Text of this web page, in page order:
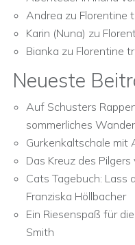
Andrea zu Florentine
Karin (Nuna) zu
Bianka zu Florentine
Neueste
Auf Schusters
sommerliches
Gurkenkaltschale mit
Das Kreuz des
Cats Tagebuch: Lass
Franziska Höllbacher
Ein Riesenspaß für
Smith